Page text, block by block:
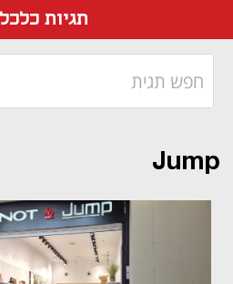
תגיות
Jump